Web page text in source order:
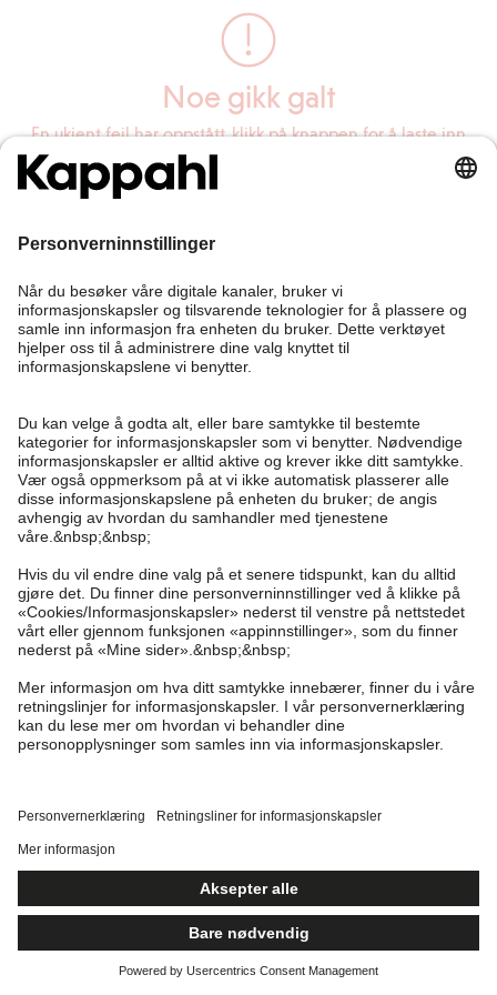
Noe gikk galt
En ukjent feil har oppstått, klikk på knappen for å laste inn
siden på nytt.